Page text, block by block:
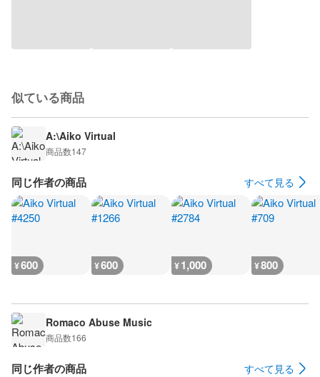
似ている商品
A:\Aiko Virtual
商品数147
同じ作者の商品 すべて見る
¥600 ¥600 ¥1,000 ¥800
Romaco Abuse Music
商品数166
同じ作者の商品 すべて見る